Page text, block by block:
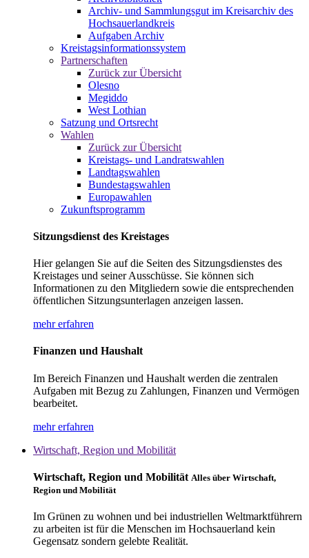
Archiv- und Sammlungsgut im Kreisarchiv des
Hochsauerlandkreis
Aufgaben Archiv
Kreistagsinformationssystem
Partnerschaften
Zurück zur Übersicht
Olesno
Megiddo
West Lothian
Satzung und Ortsrecht
Wahlen
Zurück zur Übersicht
Kreistags- und Landratswahlen
Landtagswahlen
Bundestagswahlen
Europawahlen
Zukunftsprogramm
Sitzungsdienst des Kreistages
Hier gelangen Sie auf die Seiten des Sitzungsdienstes des
Kreistages und seiner Ausschüsse. Sie können sich
Informationen zu den Mitgliedern sowie die entsprechenden
öffentlichen Sitzungsunterlagen anzeigen lassen.
mehr erfahren
Finanzen und Haushalt
Im Bereich Finanzen und Haushalt werden die zentralen
Aufgaben mit Bezug zu Zahlungen, Finanzen und Vermögen
bearbeitet.
mehr erfahren
Wirtschaft, Region und Mobilität
Wirtschaft, Region und Mobilität Alles über Wirtschaft,
Region und Mobilität
Im Grünen zu wohnen und bei industriellen Weltmarktführern
zu arbeiten ist für die Menschen im Hochsauerland kein
Gegensatz sondern gelebte Realität.